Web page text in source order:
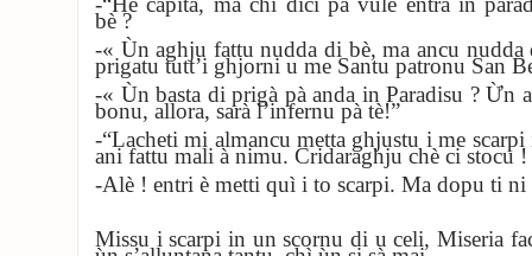
bè ?
-« Ùn aghju fattu nudda di bè, ma ancu
prigatu tutt’i ghjorni u me Santu patronu San
-« Ùn basta di prigà pà anda in Paradisu ? Ừn
bonu, allora, sarà l’infernu pà tè!”
-“Lacheti mi almancu metta ghjustu i me
ani fattu mali à nimu. Cridaraghju chè ci stocu !
-Alè ! entri è metti quì i to scarpi. Ma dopu ti ni
Missu i scarpi in un scornu di u celi, Miseria